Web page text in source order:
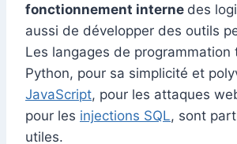
fonctionnement interne des
aussi de développer des outils
Les langages de programmation
Python, pour sa simplicité et
JavaScript, pour les attaques
pour les injections SQL, sont
utiles.